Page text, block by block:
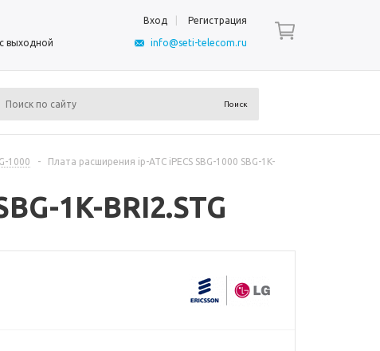
Вход Регистрация
выходной info@seti-telecom.ru
1000 -
Плата расширения ip-АТС iPECS SBG-1000 SBG-1K-
1K-BRI2.STG